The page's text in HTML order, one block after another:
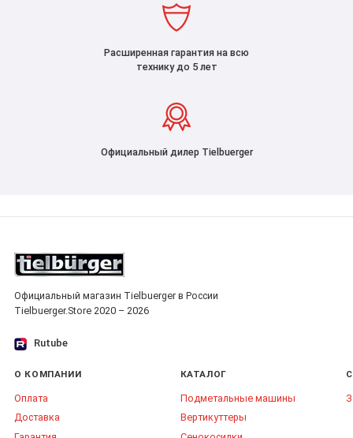
Расширенная гарантия на всю
технику до 5 лет
Официальный дилер Tielbuerger
Официальный магазин Tielbuerger в России
Tielbuerger.Store 2020 – 2026
Rutube
О КОМПАНИИ
Оплата
Доставка
КАТАЛОГ
Подметальные машины
Вертикуттеры